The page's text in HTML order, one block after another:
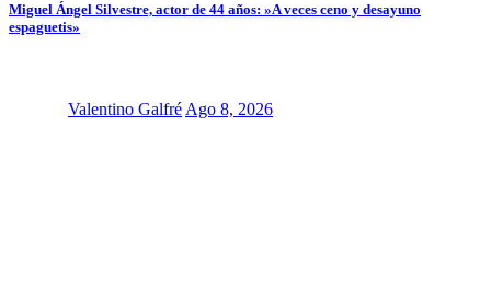
Miguel Ángel Silvestre, actor de 44 años: »A veces ceno y desayuno
espaguetis»
Valentino Galfré Ago 8, 2026